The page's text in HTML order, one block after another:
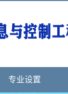
专业设置